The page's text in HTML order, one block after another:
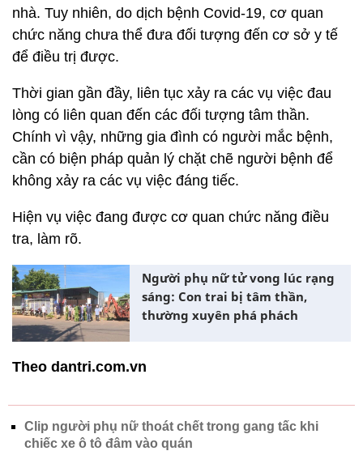
nhà. Tuy nhiên, do dịch bệnh Covid-19, cơ quan
chức năng chưa thể đưa đối tượng đến cơ sở y tế
để điều trị được.
Thời gian gần đầy, liên tục xảy ra các vụ việc đau
lòng có liên quan đến các đối tượng tâm thần.
Chính vì vậy, những gia đình có người mắc bệnh,
cần có biện pháp quản lý chặt chẽ người bệnh để
không xảy ra các vụ việc đáng tiếc.
Hiện vụ việc đang được cơ quan chức năng điều
tra, làm rõ.
Người phụ nữ tử vong lúc rạng
sáng: Con trai bị tâm thần,
thường xuyên phá phách
Theo dantri.com.vn
Clip người phụ nữ thoát chết trong gang tấc khi
chiếc xe ô tô đâm vào quán